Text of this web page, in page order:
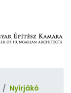
Nyírjákó